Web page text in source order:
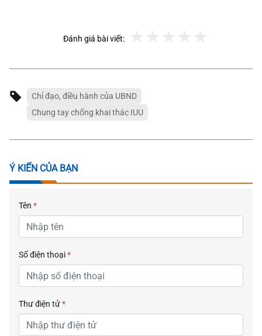
Đánh giá bài viết:
Chỉ đạo, điều hành của UBND
Chung tay chống khai thác IUU
Ý KIẾN CỦA BẠN
Tên *
Số điện thoại*
Thư điện tử*